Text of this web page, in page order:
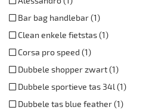
Bar bag handlebar (1)
Clean enkele fietstas (1)
Corsa pro speed (1)
Dubbele shopper zwart (1)
Dubbele sportieve tas 34l (1)
Dubbele tas blue feather (1)